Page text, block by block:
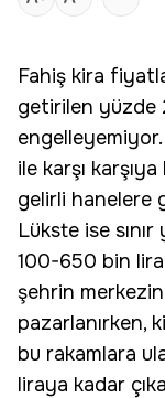
Fahiş kira
getirilen yüzde
ile karşı
gelirli hanelere
Lükste ise
100-650 bin
şehrin
pazarlanırken,
bu rakamlara
liraya kadar